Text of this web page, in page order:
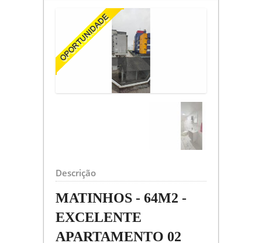
Descrição
MATINHOS - 64M2 -
EXCELENTE
APARTAMENTO 02